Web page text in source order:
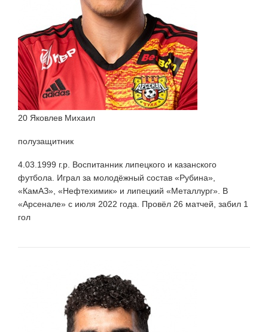
20 Яковлев Михаил
полузащитник
4.03.1999 г.р. Воспитанник липецкого и казанского
футбола. Играл за молодёжный состав «Рубина»,
«КамАЗ», «Нефтехимик» и липецкий «Металлург». В
«Арсенале» с июля 2022 года. Провёл 26 матчей, забил 1
гол